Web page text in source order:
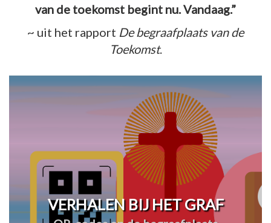
van de toekomst begint nu. Vandaag.”
~ uit het rapport De begraafplaats van de
Toekomst.
VERHALEN BIJ HET GRAF